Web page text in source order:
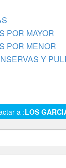
POR MAYOR
POR MENOR
Y
a :LOS